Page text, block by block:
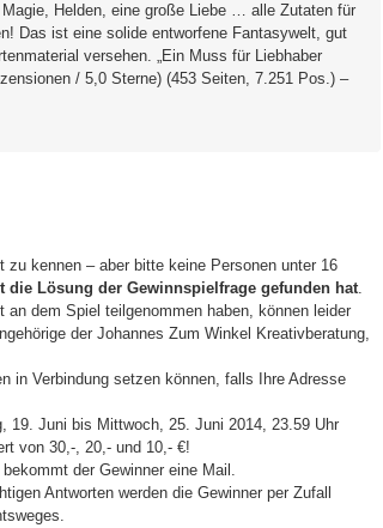
Helden, eine große Liebe … alle Zutaten für
Das ist eine solide entworfene Fantasywelt, gut
versehen. „Ein Muss für Liebhaber
/ 5,0 Sterne) (453 Seiten, 7.251 Pos.) –
zu kennen – aber bitte keine Personen unter 16
die Lösung der Gewinnspielfrage gefunden hat.
dem Spiel teilgenommen haben, können leider
der Johannes Zum Winkel Kreativberatung,
in Verbindung setzen können, falls Ihre Adresse
19. Juni bis Mittwoch, 25. Juni 2014, 23.59 Uhr
von 30,-, 20,- und 10,- €!
der Gewinner eine Mail.
Antworten werden die Gewinner per Zufall